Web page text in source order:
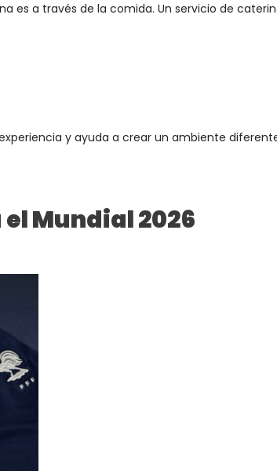
es a través de la comida. Un servicio de
y ayuda a crear un ambiente
Mundial 2026